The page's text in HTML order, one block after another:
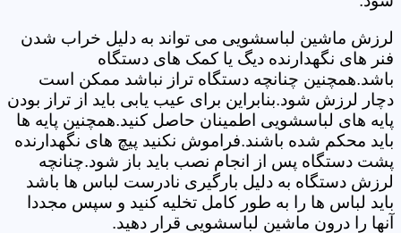
لرزش ماشین لباسشویی می تواند به دلیل خراب شدن
فنر های نگهدارنده دیگ یا کمک های دستگاه
باشد.همچنین چنانچه دستگاه تراز نباشد ممکن است
دچار لرزش شود.بنابراین برای عیب یابی باید از تراز بودن
پایه های لباسشویی اطمینان حاصل کنید.همچنین پایه ها
باید محکم شده باشند.فراموش نکنید پیچ های نگهدارنده
پشت دستگاه پس از انجام نصب باید باز شود.چنانچه
لرزش دستگاه به دلیل بارگیری نادرست لباس ها باشد
باید لباس ها را به طور کامل تخلیه کنید و سپس مجددا
آنها را درون ماشین لباسشویی قرار دهید.